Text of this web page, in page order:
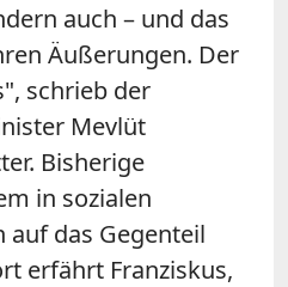
auch – und das
Äußerungen. Der
schrieb der
Mevlüt
Bisherige
in sozialen
auf das Gegenteil
erfährt Franziskus,